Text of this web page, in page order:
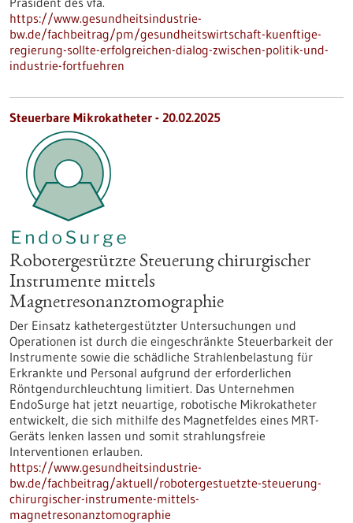
https://www.gesundheitsindustrie-
bw.de/fachbeitrag/pm/gesundheitswirtschaft-kuenftige-
regierung-sollte-erfolgreichen-dialog-zwischen-politik-und-
industrie-fortfuehren
Steuerbare Mikrokatheter - 20.02.2025
Robotergestützte Steuerung chirurgischer
Instrumente mittels
Magnetresonanztomographie
Der Einsatz kathetergestützter Untersuchungen und
Operationen ist durch die eingeschränkte Steuerbarkeit der
Instrumente sowie die schädliche Strahlenbelastung für
Erkrankte und Personal aufgrund der erforderlichen
Röntgen­durchleuchtung limitiert. Das Unternehmen
EndoSurge hat jetzt neuartige, robotische Mikrokatheter
entwickelt, die sich mithilfe des Magnetfeldes eines MRT-
Geräts lenken lassen und somit strahlungsfreie
Interventionen erlauben.
https://www.gesundheitsindustrie-
bw.de/fachbeitrag/aktuell/robotergestuetzte-steuerung-
chirurgischer-instrumente-mittels-
magnetresonanztomographie